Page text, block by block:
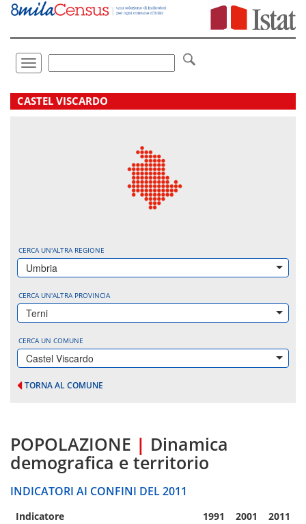
Vai
direttamente
Toggle
navigation
.
CASTEL VISCARDO
CERCA UN'ALTRA REGIONE
Umbria
CERCA UN'ALTRA PROVINCIA
Terni
CERCA UN COMUNE
Castel Viscardo
TORNA AL COMUNE
POPOLAZIONE | Dinamica
demografica e territorio
INDICATORI AI CONFINI DEL 2011
Indicatore 1991 2001 2011